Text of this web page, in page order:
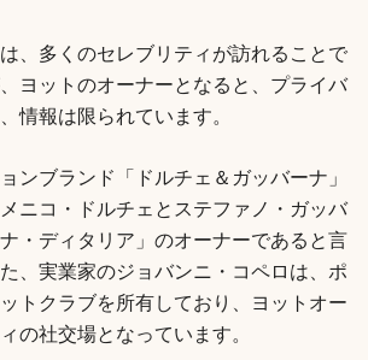
、多くのセレブリティが訪れることで
ヨットのオーナーとなると、プライバ
情報は限られています。
ンブランド「ドルチェ＆ガッバーナ」
ニコ・ドルチェとステファノ・ガッバ
・ディタリア」のオーナーであると言
、実業家のジョバンニ・コペロは、ポ
トクラブを所有しており、ヨットオー
の社交場となっています。